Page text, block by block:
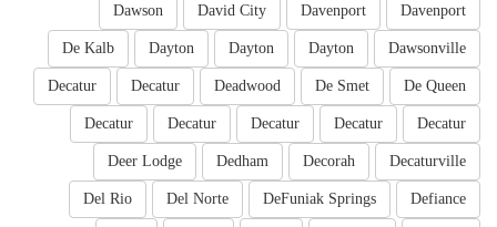
Davenport
Davenport
David City
Dawson
Dawsonville
Dayton
Dayton
Dayton
De Kalb
De Queen
De Smet
Deadwood
Decatur
Decatur
Decatur
Decatur
Decatur
Decatur
Decatur
Decaturville
Decorah
Dedham
Deer Lodge
Defiance
DeFuniak Springs
Del Norte
Del Rio